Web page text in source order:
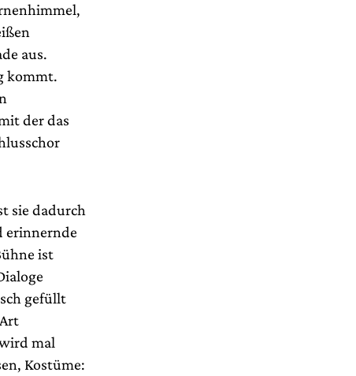
aus.
kommt.
der das
sie dadurch
erinnernde
ist
gefüllt
mal
Kostüme: